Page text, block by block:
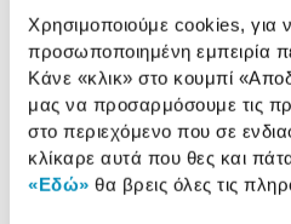
Χρησιμοποιούμε cookies,
προσωποποιημένη εμπειρία
Κάνε «κλικ» στο κουμπί
μας να προσαρμόσουμε τις
στο περιεχόμενο που σε
κλίκαρε αυτά που θες και
«Εδώ» θα βρεις όλες τις
Μελάνι
10,90 €
Μελάνι